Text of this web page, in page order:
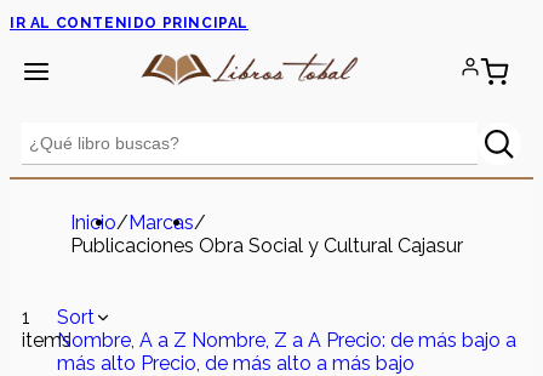
IR AL CONTENIDO PRINCIPAL
Inicio/Marcas/
Publicaciones Obra Social y Cultural Cajasur
1
items
Sort
Nombre, A a Z Nombre, Z a A Precio: de más bajo a
más alto Precio, de más alto a más bajo